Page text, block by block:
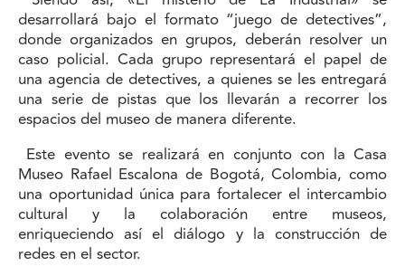
desarrollará bajo el formato “juego de detectives”,
donde organizados en grupos, deberán resolver un
caso policial. Cada grupo representará el papel de
una agencia de detectives, a quienes se les entregará
una serie de pistas que los llevarán a recorrer los
espacios del museo de manera diferente.
Este evento se realizará en conjunto con la Casa
Museo Rafael Escalona de Bogotá, Colombia, como
una oportunidad única para fortalecer el intercambio
cultural y la colaboración entre museos,
enriqueciendo así el diálogo y la construcción de
redes en el sector.